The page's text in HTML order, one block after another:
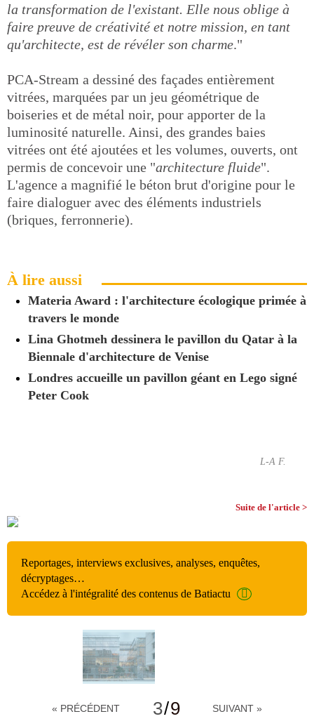
la transformation de l'existant. Elle nous oblige à
faire preuve de créativité et notre mission, en tant
qu'architecte, est de révéler son charme."
PCA-Stream a dessiné des façades entièrement
vitrées, marquées par un jeu géométrique de
boiseries et de métal noir, pour apporter de la
luminosité naturelle. Ainsi, des grandes baies
vitrées ont été ajoutées et les volumes, ouverts, ont
permis de concevoir une "architecture fluide".
L'agence a magnifié le béton brut d'origine pour le
faire dialoguer avec des éléments industriels
(briques, ferronnerie).
À lire aussi
Materia Award : l'architecture écologique primée à
travers le monde
Lina Ghotmeh dessinera le pavillon du Qatar à la
Biennale d'architecture de Venise
Londres accueille un pavillon géant en Lego signé
Peter Cook
L-A F.
Suite de l'article >
Reportages, interviews exclusives, analyses, enquêtes,
décryptages…
Accédez à l'intégralité des contenus de Batiactu
« PRÉCÉDENT 3/9 SUIVANT »